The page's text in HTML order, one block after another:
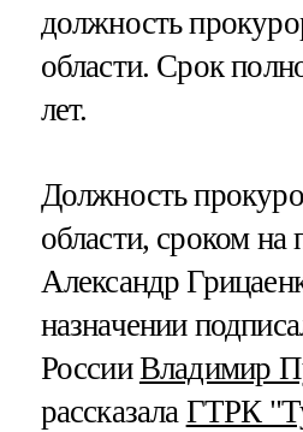
должность
области. Срок
лет.
Должность
области, сроком на
Александр
назначении
РоссииВладимир
рассказала ГТРК